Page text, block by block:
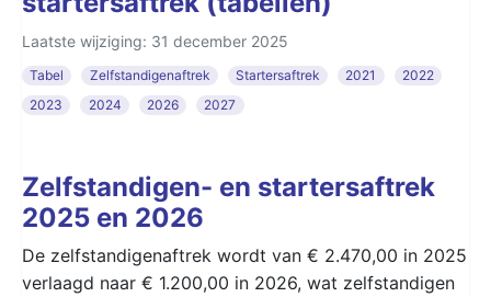
Laatste wijziging: 31 december 2025
Tabel Zelfstandigenaftrek Startersaftrek 2021
2022
2023
2024 2026 2027
Zelfstandigen- en startersaftrek
2025 en 2026
De zelfstandigenaftrek wordt van € 2.470,00 in 2025
verlaagd naar € 1.200,00 in 2026, wat zelfstandigen